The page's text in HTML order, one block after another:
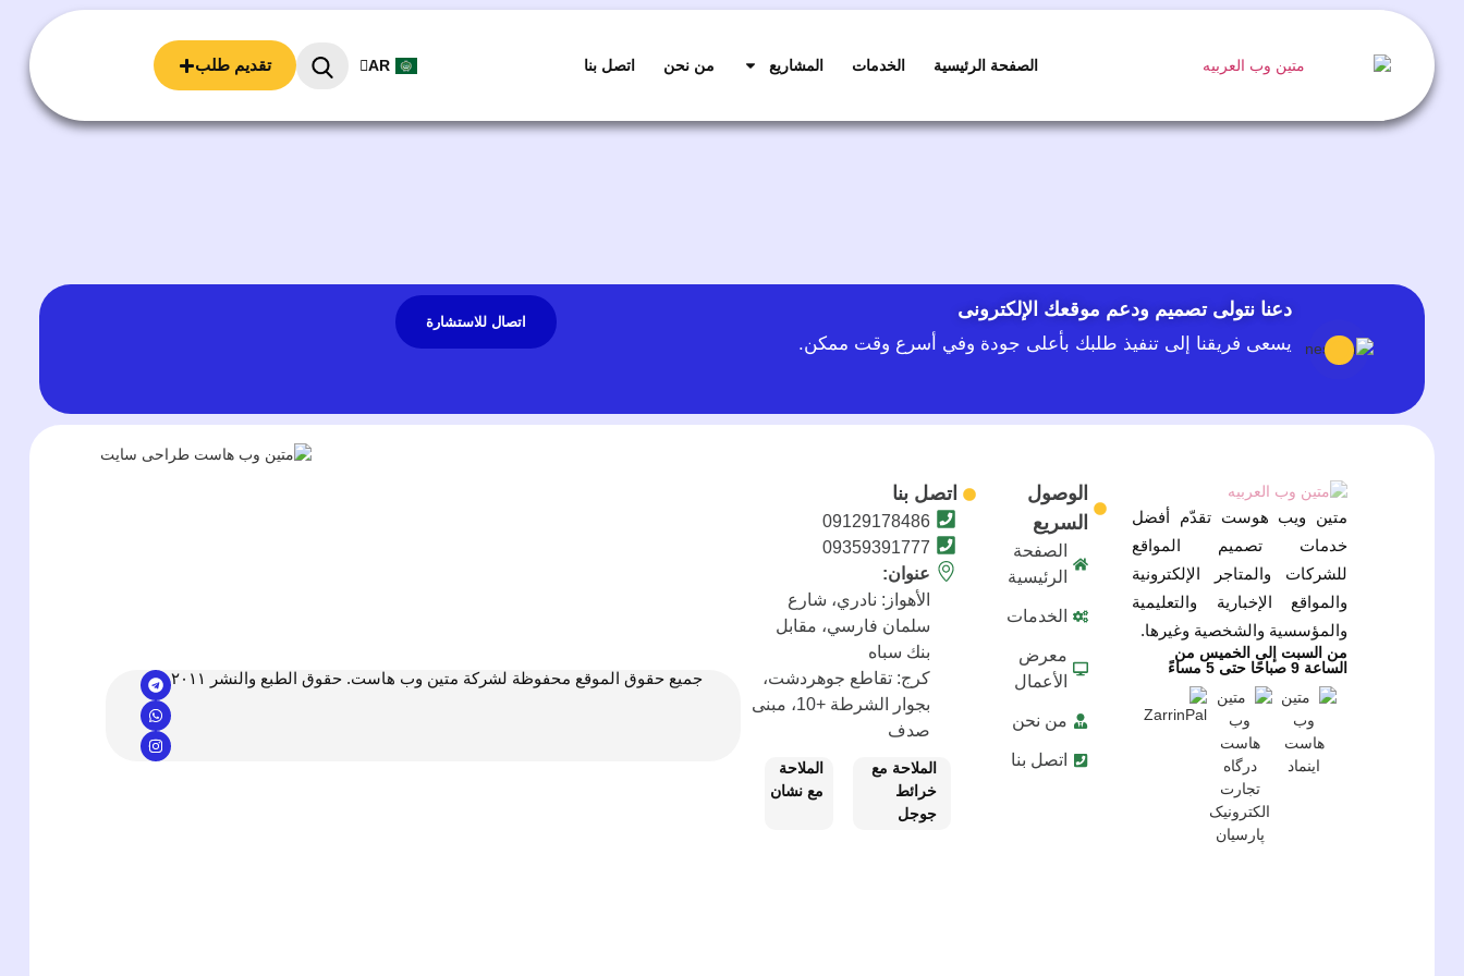
الصفحة الرئيسية الخدمات المشاريع من نحن اتصل بنا AR
FA
EN تقديم طلب
دعنا نتولى تصميم ودعم موقعك الإلكترونى
يسعى فريقنا إلى تنفيذ طلبك بأعلى جودة وفي أسرع وقت ممكن.
اتصال للاستشارة
متين ويب هوست تقدّم أفضل
خدمات تصميم المواقع
للشركات والمتاجر الإلكترونية
والمواقع الإخبارية والتعليمية
والمؤسسية والشخصية وغيرها.
من السبت إلى الخميس من
الساعة 9 صباحًا حتى 5 مساءً
الوصول
السريع
الصفحة
الرئيسية
الخدمات
معرض
الأعمال
من نحن
اتصل بنا
اتصل بنا
09129178486
09359391777
عنوان:
الأهواز: نادري، شارع
سلمان فارسي، مقابل
بنك سباه
كرج: تقاطع جوهردشت،
بجوار الشرطة +10، مبنى
صدف
الملاحة مع
خرائط
جوجل
الملاحة
مع نشان
جميع حقوق الموقع محفوظة لشركة متين وب هاست. حقوق الطبع والنشر ٢٠١١